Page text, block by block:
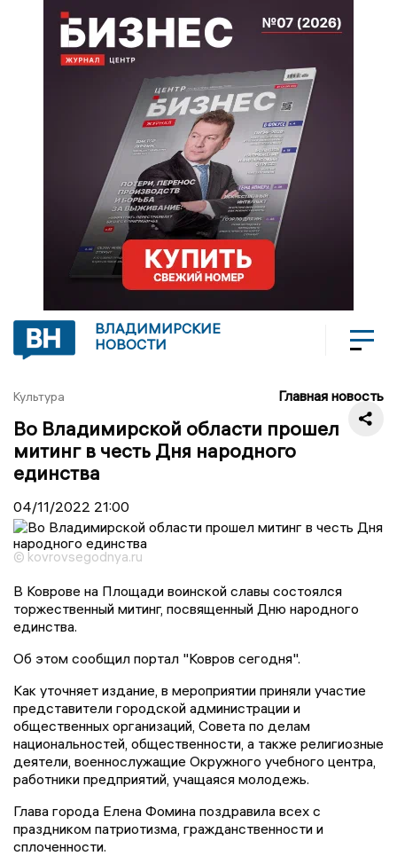
ВЛАДИМИРСКИЕ
НОВОСТИ
Культура Главная новость
Во Владимирской области прошел
митинг в честь Дня народного
единства
04/11/2022 21:00
© kovrovsegodnya.ru
В Коврове на Площади воинской славы состоялся
торжественный митинг, посвященный Дню народного
единства.
Об этом сообщил портал "Ковров сегодня".
Как уточняет издание, в мероприятии приняли участие
представители городской администрации и
общественных организаций, Совета по делам
национальностей, общественности, а также религиозные
деятели, военнослужащие Окружного учебного центра,
работники предприятий, учащаяся молодежь.
Глава города Елена Фомина поздравила всех с
праздником патриотизма, гражданственности и
сплоченности.